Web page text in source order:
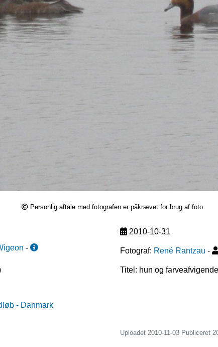
Personlig aftale med fotografen er påkrævet for brug af foto
-
- Danmark
2010-10-31
Fotograf: René Rantzau -
Titel: hun og
Uploadet 2010-11-03 Publiceret